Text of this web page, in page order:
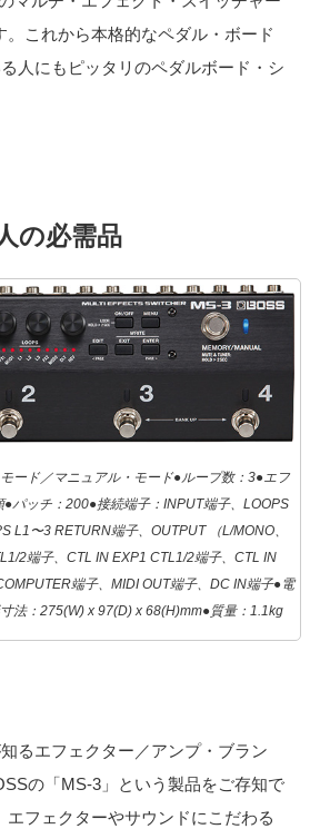
。これから本格的なペダル・ボード
人にもピッタリのペダルボード・シ
の必需品
ード／マニュアル・モード●ループ数：3●エフ
パッチ：200●接続端子：INPUT端子、LOOPS
L1〜3 RETURN端子、OUTPUT （L/MONO、
2端子、CTL IN EXP1 CTL1/2端子、CTL IN
端子、MIDI OUT端子、DC IN端子●電
法：275(W) x 97(D) x 68(H)mm●質量：1.1kg
るエフェクター／アンプ・ブラン
の「MS-3」という製品をご存知で
エフェクターやサウンドにこだわる